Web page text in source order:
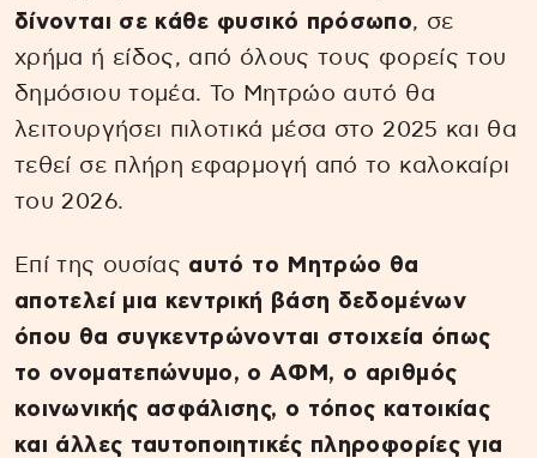
δίνονται σε κάθε φυσικό πρόσωπο, σε
χρήμα ή είδος, από όλους τους φορείς του
δημόσιου τομέα. Το Μητρώο αυτό θα
λειτουργήσει πιλοτικά μέσα στο 2025 και θα
τεθεί σε πλήρη εφαρμογή από το καλοκαίρι
του 2026.
Επί της ουσίας αυτό το Μητρώο θα
αποτελεί μια κεντρική βάση δεδομένων
όπου θα συγκεντρώνονται στοιχεία όπως
το ονοματεπώνυμο, ο ΑΦΜ, ο αριθμός
κοινωνικής ασφάλισης, ο τόπος κατοικίας
και άλλες ταυτοποιητικές πληροφορίες για